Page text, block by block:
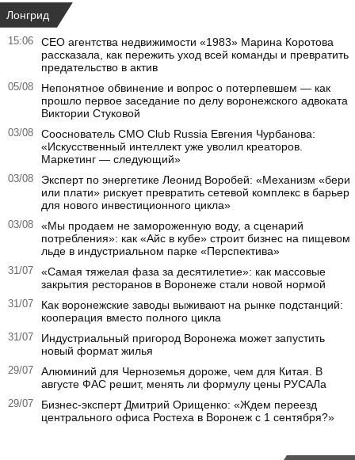
Лонгрид
15:06
CEO агентства недвижимости «1983» Марина Коротова
рассказала, как пережить уход всей команды и превратить
предательство в актив
05/08
Непонятное обвинение и вопрос о потерпевшем — как
прошло первое заседание по делу воронежского адвоката
Виктории Стуковой
03/08
Сооснователь CMO Club Russia Евгения Чурбанова:
«Искусственный интеллект уже уволил креаторов.
Маркетинг — следующий»
03/08
Эксперт по энергетике Леонид Воробей: «Механизм «бери
или плати» рискует превратить сетевой комплекс в барьер
для нового инвестиционного цикла»
03/08
«Мы продаем не замороженную воду, а сценарий
потребления»: как «Айс в кубе» строит бизнес на пищевом
льде в индустриальном парке «Перспектива»
31/07
«Самая тяжелая фаза за десятилетие»: как массовые
закрытия ресторанов в Воронеже стали новой нормой
31/07
Как воронежские заводы выживают на рынке подстанций:
кооперация вместо полного цикла
31/07
Индустриальный пригород Воронежа может запустить
новый формат жилья
29/07
Алюминий для Черноземья дороже, чем для Китая. В
августе ФАС решит, менять ли формулу цены РУСАЛа
29/07
Бизнес-эксперт Дмитрий Орищенко: «Ждем переезд
центрального офиса Ростеха в Воронеж с 1 сентября?»